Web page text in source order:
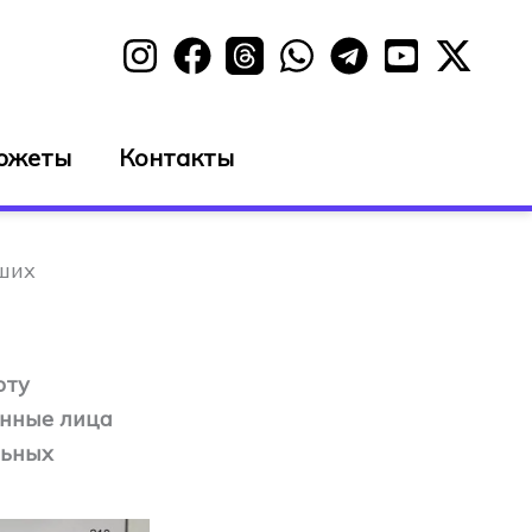
Контакты
лица